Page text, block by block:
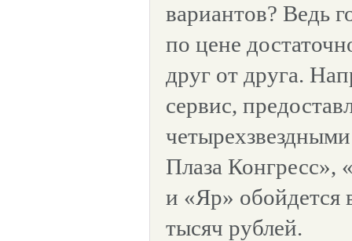
вариантов? Ведь
по цене
друг от друга.
сервис,
Плаза Конгресс»,
и «Яр» обойдется
тысяч рублей.